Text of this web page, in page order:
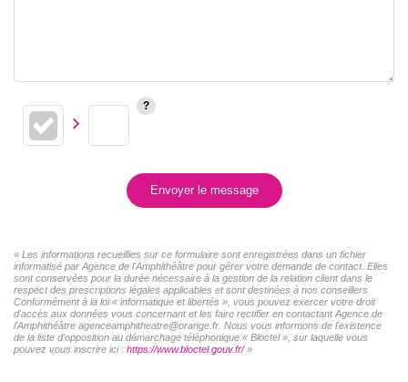
Envoyer le message
« Les informations recueillies sur ce formulaire sont enregistrées dans un fichier
informatisé par Agence de l'Amphithéâtre pour gérer votre demande de contact. Elles
sont conservées pour la durée nécessaire à la gestion de la relation client dans le
respect des prescriptions légales applicables et sont destinées à nos conseillers
Conformément à la loi « informatique et libertés », vous pouvez exercer votre droit
d'accès aux données vous concernant et les faire rectifier en contactant Agence de
l'Amphithéâtre agenceamphitheatre@orange.fr. Nous vous informons de l'existence
de la liste d'opposition au démarchage téléphonique « Bloctel », sur laquelle vous
pouvez vous inscrire ici : https://www.bloctel.gouv.fr/»